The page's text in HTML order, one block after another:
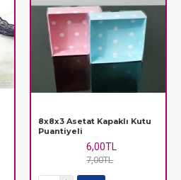
8x8x3 Asetat Kapaklı Kutu
Puantiyeli
6,00TL
7,00TL